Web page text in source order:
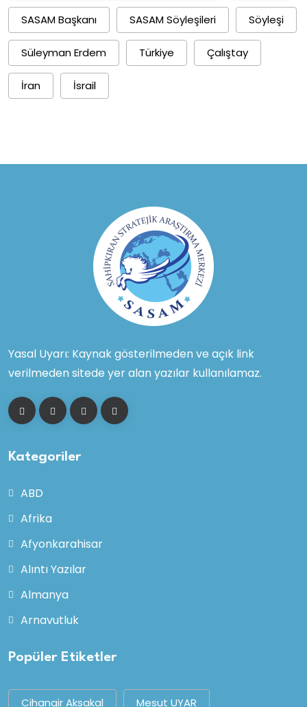
SASAM Başkanı SASAM Söyleşileri Söyleşi
Süleyman Erdem Türkiye Çalıştay
İran İsrail
Yasal Uyarı: Kaynak gösterilmeden ve açık link
verilmeden sitede yer alan yazılar kullanılamaz.
Kategoriler
ABD
Afrika
Afyonkarahisar
Alıntı Yazılar
Almanya
Arnavutluk
Popüler Etiketler
Cihangir Aksakal Mesut UYAR